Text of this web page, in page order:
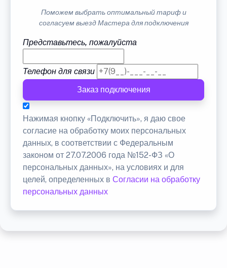
Поможем выбрать оптимальный тариф и
согласуем выезд Мастера для подключения
Представьтесь, пожалуйста
Телефон для связи
Заказ подключения
Нажимая кнопку «Подключить», я даю свое
согласие на обработку моих персональных
данных, в соответствии с Федеральным
законом от 27.07.2006 года №152-ФЗ «О
персональных данных», на условиях и для
целей, определенных в Согласии на обработку
персональных данных